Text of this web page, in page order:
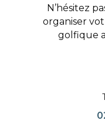
N’hésitez
organiser
golfique